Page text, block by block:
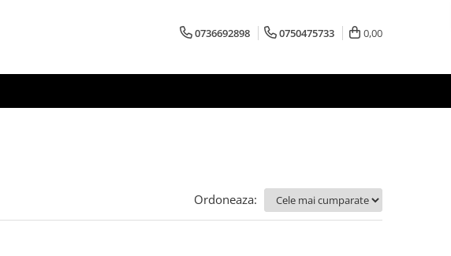
0736692898 0750475733 0,00
Ordoneaza: